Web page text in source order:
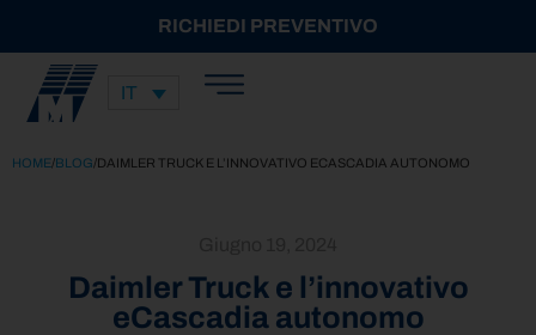
RICHIEDI PREVENTIVO
IT
HOME/BLOG/DAIMLER TRUCK E L’INNOVATIVO ECASCADIA AUTONOMO
Daimler Truck e l’innovativo
eCascadia autonomo